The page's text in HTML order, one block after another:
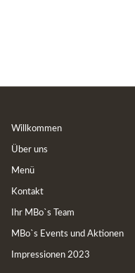
Willkommen
Über uns
Menü
Kontakt
Ihr MBo`s Team
MBo`s Events und Aktionen
Impressionen 2023